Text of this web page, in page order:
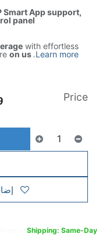
Smart App support,
panel
with effortless
on us.Learn more
Price
Shipping: Same-Day